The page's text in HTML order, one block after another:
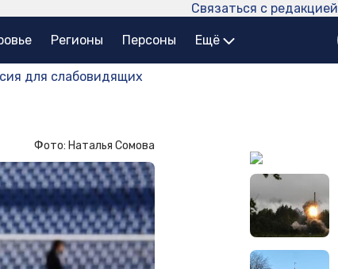
Связаться с редакцией
Регионы Персоны Ещё
для слабовидящих
Фото: Наталья Сомова